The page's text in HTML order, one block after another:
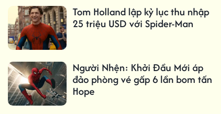
Tom Holland lập kỷ lục thu nhập
25 triệu USD với Spider-Man
Người Nhện: Khởi Đầu Mới áp
đảo phòng vé gấp 6 lần bom tấn
Hope